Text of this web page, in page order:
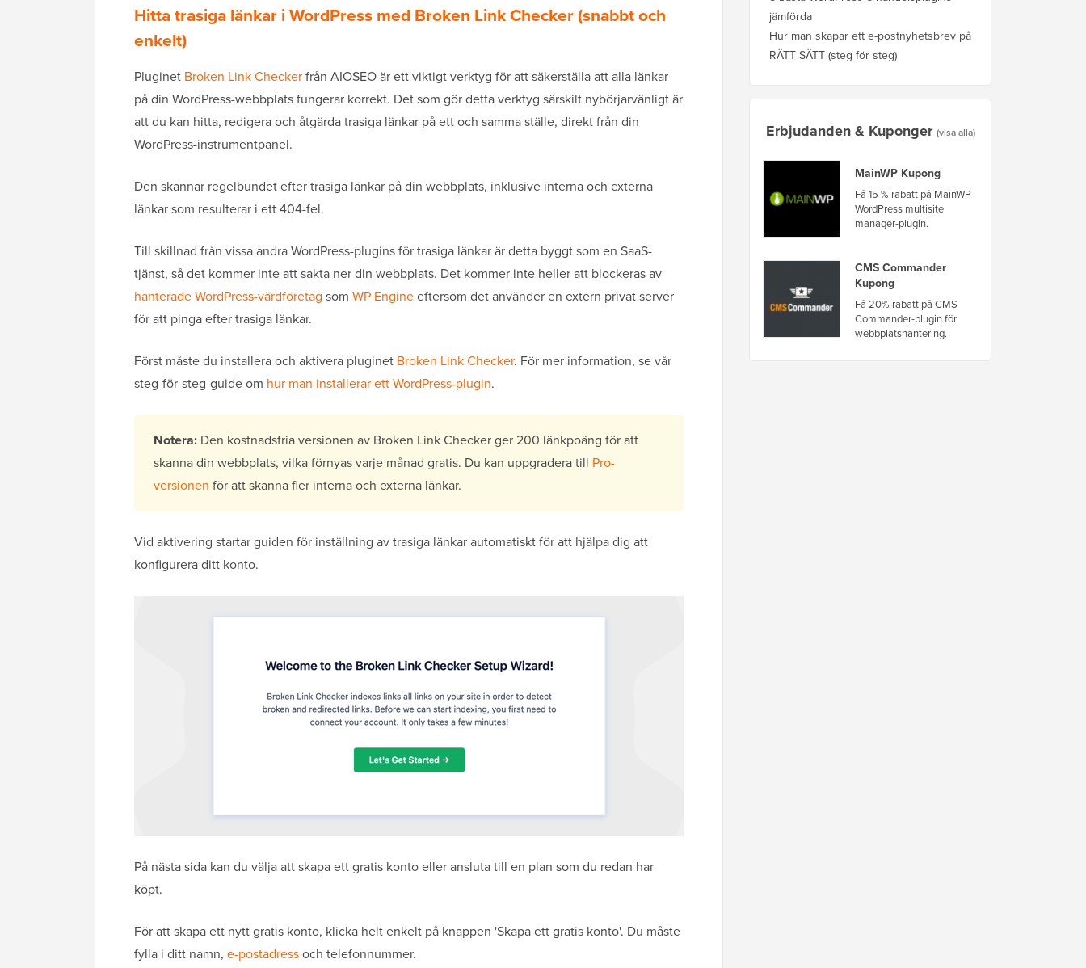
Hitta trasiga länkar i WordPress med Broken Link Checker (snabbt och
enkelt)
Pluginet Broken Link Checkerfrån AIOSEO är ett viktigt verktyg för att säkerställa att alla länkar
på din WordPress-webbplats fungerar korrekt. Det som gör detta verktyg särskilt nybörjarvänligt är
att du kan hitta, redigera och åtgärda trasiga länkar på ett och samma ställe, direkt från din
WordPress-instrumentpanel.
Den skannar regelbundet efter trasiga länkar på din webbplats, inklusive interna och externa
länkar som resulterar i ett 404-fel.
Till skillnad från vissa andra WordPress-plugins för trasiga länkar är detta byggt som en SaaS-
tjänst, så det kommer inte att sakta ner din webbplats. Det kommer inte heller att blockeras av
hanterade WordPress-värdföretag som WP Engineeftersom det använder en extern privat server
för att pinga efter trasiga länkar.
Först måste du installera och aktivera pluginet Broken Link Checker. För mer information, se vår
steg-för-steg-guide om hur man installerar ett WordPress-plugin.
Notera: Den kostnadsfria versionen av Broken Link Checker ger 200 länkpoäng för att
skanna din webbplats, vilka förnyas varje månad gratis. Du kan uppgradera till Pro-
versionen för att skanna fler interna och externa länkar.
Vid aktivering startar guiden för inställning av trasiga länkar automatiskt för att hjälpa dig att
konfigurera ditt konto.
På nästa sida kan du välja att skapa ett gratis konto eller ansluta till en plan som du redan har
köpt.
För att skapa ett nytt gratis konto, klicka helt enkelt på knappen 'Skapa ett gratis konto'. Du måste
fylla i ditt namn, e-postadressoch telefonnummer.
jämförda
Hur man skapar ett e-postnyhetsbrev på
RÄTT SÄTT (steg för steg)
Erbjudanden & Kuponger (visa alla)
MainWP Kupong
Få 15 % rabatt på MainWP
WordPress multisite
manager-plugin.
CMS Commander
Kupong
Få 20% rabatt på CMS
Commander-plugin för
webbplatshantering.